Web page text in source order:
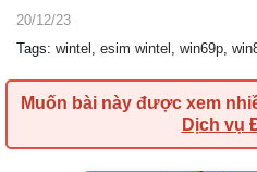
20/12/23
Tags: wintel , esim wintel , win69p,
Muốn bài này được xem
Dịch vụ